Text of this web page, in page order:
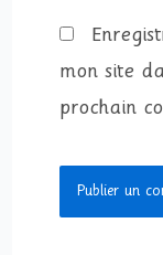
mon site
prochain